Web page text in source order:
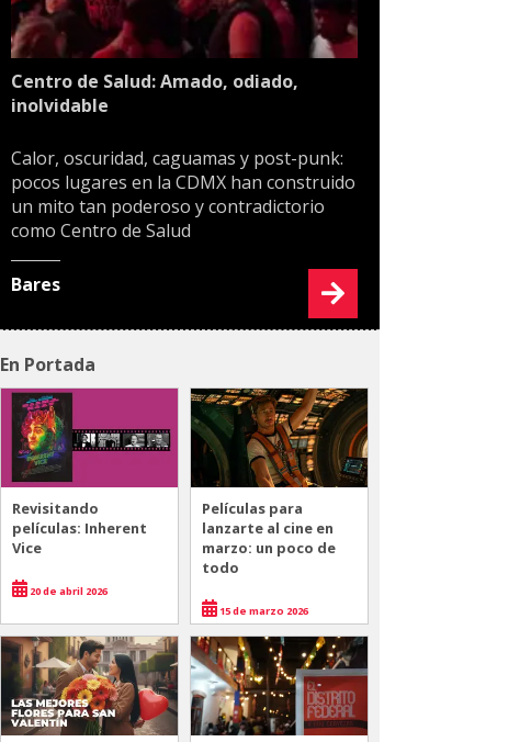
Centro de Salud: Amado, odiado,
inolvidable
Calor, oscuridad, caguamas y post-punk:
pocos lugares en la CDMX han construido
un mito tan poderoso y contradictorio
como Centro de Salud
Bares
En Portada
Revisitando
películas: Inherent
Vice
20 de abril 2026
Películas para
lanzarte al cine en
marzo: un poco de
todo
15 de marzo 2026